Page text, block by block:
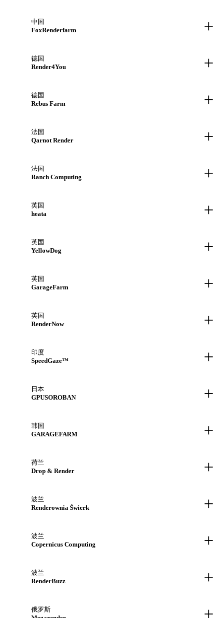
中国
FoxRenderfarm
+
德国
Render4You
+
德国
Rebus Farm
+
法国
Qarnot Render
+
法国
Ranch Computing
+
英国
heata
+
英国
YellowDog
+
英国
GarageFarm
+
英国
RenderNow
+
印度
SpeedGaze™
+
日本
GPUSOROBAN
+
韩国
GARAGEFARM
+
荷兰
Drop & Render
+
波兰
Renderownia Świerk
+
波兰
Copernicus Computing
+
波兰
RenderBuzz
+
俄罗斯
+